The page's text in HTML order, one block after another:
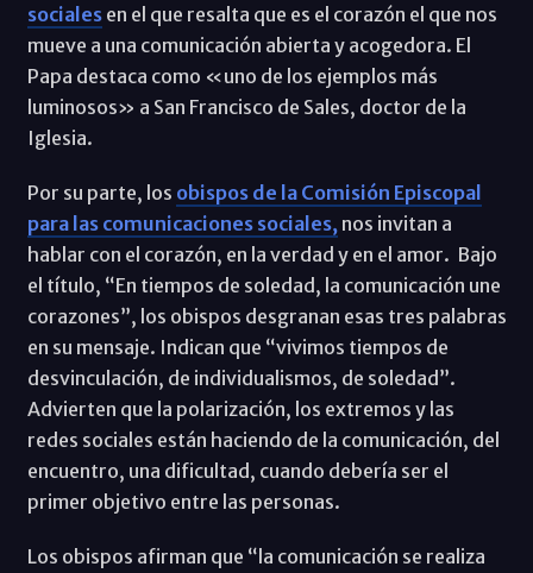
socialesen el que resalta que es el corazón el que nos
mueve a una comunicación abierta y acogedora. El
Papa destaca como «uno de los ejemplos más
luminosos» a San Francisco de Sales, doctor de la
Iglesia.
Por su parte, los obispos de la Comisión Episcopal
para las comunicaciones sociales, nos invitan a
hablar con el corazón, en la verdad y en el amor. Bajo
el título, “En tiempos de soledad, la comunicación une
corazones”, los obispos desgranan esas tres palabras
en su mensaje. Indican que “vivimos tiempos de
desvinculación, de individualismos, de soledad”.
Advierten que la polarización, los extremos y las
redes sociales están haciendo de la comunicación, del
encuentro, una dificultad, cuando debería ser el
primer objetivo entre las personas.
Los obispos afirman que “la comunicación se realiza